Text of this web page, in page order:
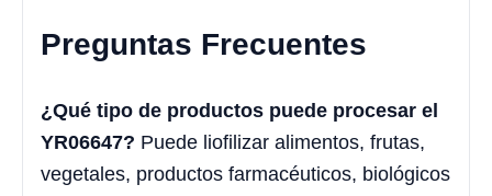
Preguntas Frecuentes
¿Qué tipo de productos puede procesar el
YR06647? Puede liofilizar alimentos, frutas,
vegetales, productos farmacéuticos, biológicos